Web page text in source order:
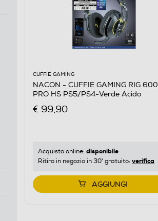
CUFFIE GAMING
NACON - CUFFIE GAMING RIG 600
PRO HS PS5/PS4-Verde Acido
€ 99,90
Acquisto online: disponibile
Ritiro in negozio in 30' gratuito: verifica
AGGIUNGI